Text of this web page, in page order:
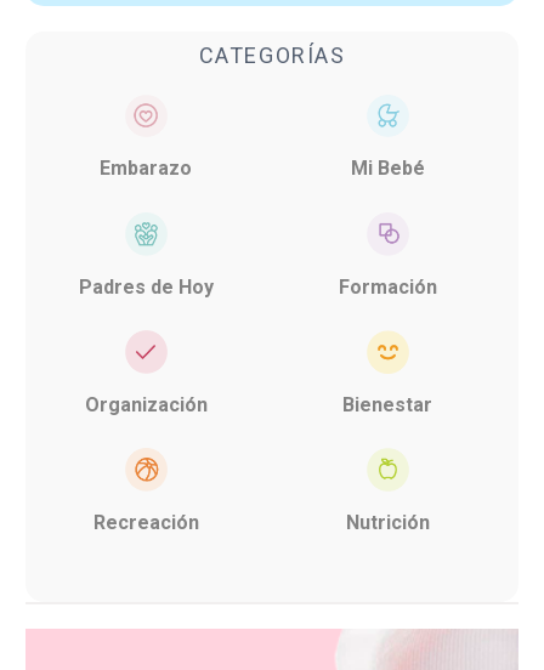
CATEGORÍAS
Embarazo Mi Bebé
Padres de Hoy Formación
Organización Bienestar
Recreación Nutrición